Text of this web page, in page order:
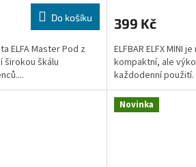
Do košíku
ELFA Master Pod z
širokou škálu
399 Kč
ELFBAR ELFX MINI
kompaktní, ale
každodenní použití.
Novinka